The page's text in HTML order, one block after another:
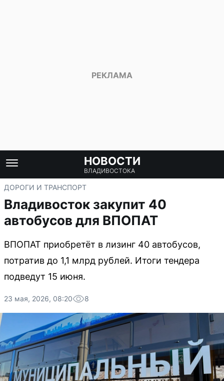
НОВОСТИ
ВЛАДИВОСТОКА
ДОРОГИ И ТРАНСПОРТ
Владивосток закупит 40
автобусов для ВПОПАТ
ВПОПАТ приобретёт в лизинг 40 автобусов,
потратив до 1,1 млрд рублей. Итоги тендера
подведут 15 июня.
23 мая, 2026, 08:20 8